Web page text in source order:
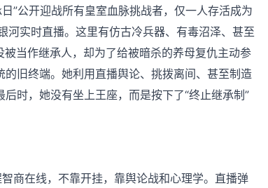
”公开迎战所有皇室血脉挑战者，仅一人存活成为
实时直播。这里有仿古冷兵器、有毒沼泽、甚至
当作继承人，却为了给被暗杀的养母复仇主动参
旧终端。她利用直播舆论、挑拨离间、甚至制造
时，她没有坐上王座，而是按下了“终止继承制”
商在线，不靠开挂，靠舆论战和心理学。直播弹